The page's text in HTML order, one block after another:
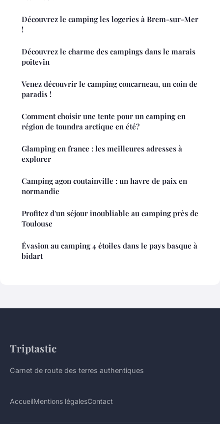
Découvrez le camping les logeries à Brem-sur-Mer
!
Découvrez le charme des campings dans le marais
poitevin
Venez découvrir le camping concarneau, un coin de
paradis !
Comment choisir une tente pour un camping en
région de toundra arctique en été?
Glamping en france : les meilleures adresses à
explorer
Camping agon coutainville : un havre de paix en
normandie
Profitez d'un séjour inoubliable au camping près de
Toulouse
Évasion au camping 4 étoiles dans le pays basque à
bidart
Triptastic
Carnet de route des terres authentiques
AccueilMentions légalesContact